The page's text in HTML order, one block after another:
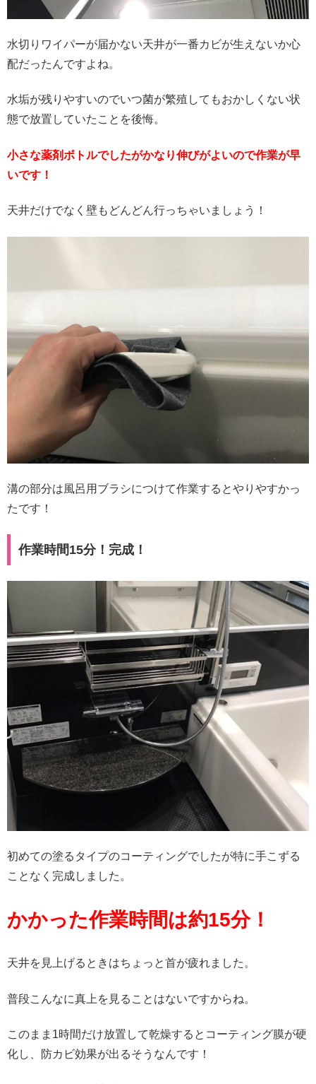
水切りワイパーが届かない天井が一番カビが生えないか心
配だったんですよね。
水垢が残りやすいのでいつ菌が繁殖してもおかしくない状
態で放置していたことを後悔。
小さな薬剤ボトルでしたがかなり伸びがよいので作業が早
いです！
天井だけでなく壁もどんどん行っちゃいましょう！
溝の部分は風呂用ブラシにつけて作業するとやりやすかっ
たです！
作業時間15分！完成！
初めての塗るタイプのコーティングでしたが特に手こずる
ことなく完成しました。
かかった作業時間は約15分！
天井を見上げるときはちょっと首が疲れました。
普段こんなに真上を見ることはないですからね。
このまま1時間だけ放置して乾燥するとコーティング膜が硬
化し、防カビ効果が出るそうなんです！